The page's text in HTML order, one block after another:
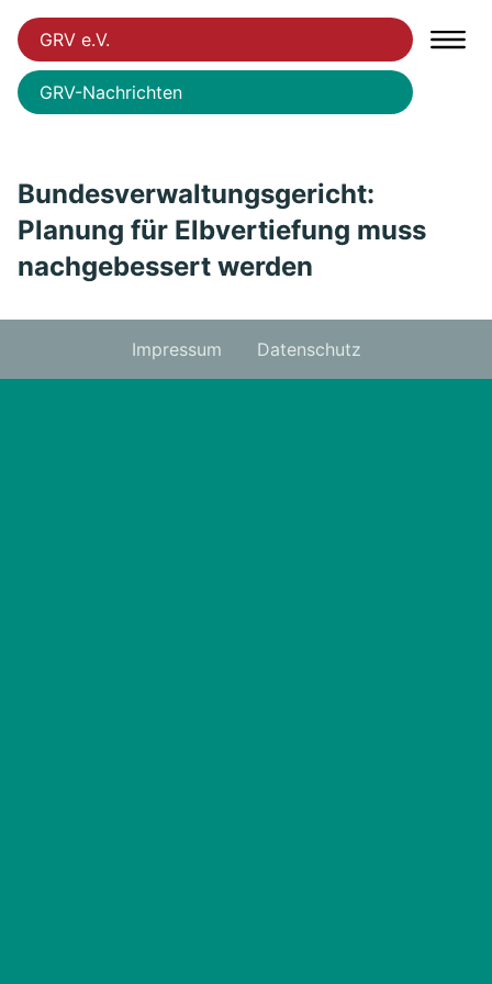
GRV e.V.
GRV-Nachrichten
Bundesverwaltungsgericht:
Planung für Elbvertiefung muss
nachgebessert werden
Impressum Datenschutz